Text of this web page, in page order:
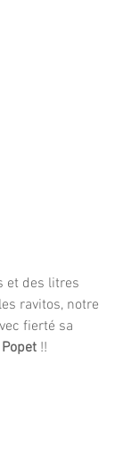
et des litres
ravitos, notre
fierté sa
Popet !!